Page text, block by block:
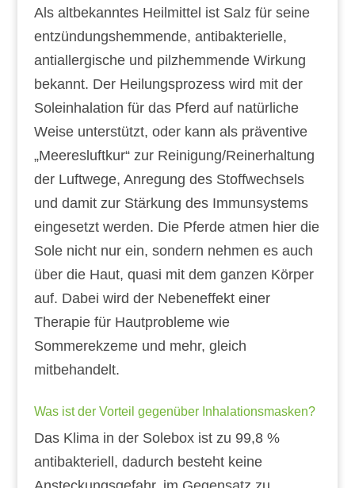
Als altbekanntes Heilmittel ist Salz für seine
entzündungshemmende, antibakterielle,
antiallergische und pilzhemmende Wirkung
bekannt. Der Heilungsprozess wird mit der
Soleinhalation für das Pferd auf natürliche
Weise unterstützt, oder kann als präventive
„Meeresluftkur“ zur Reinigung/Reinerhaltung
der Luftwege, Anregung des Stoffwechsels
und damit zur Stärkung des Immunsystems
eingesetzt werden. Die Pferde atmen hier die
Sole nicht nur ein, sondern nehmen es auch
über die Haut, quasi mit dem ganzen Körper
auf. Dabei wird der Nebeneffekt einer
Therapie für Hautprobleme wie
Sommerekzeme und mehr, gleich
mitbehandelt.
Was ist der Vorteil gegenüber Inhalationsmasken?
Das Klima in der Solebox ist zu 99,8 %
antibakteriell, dadurch besteht keine